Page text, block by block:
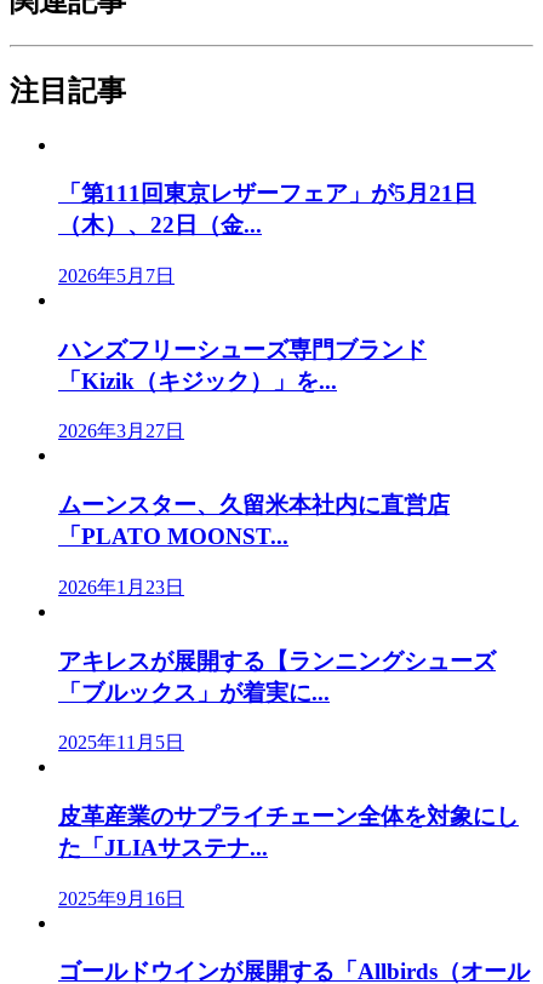
注目記事
「第111回東京レザーフェア」が5月21日
（木）、22日（金...
2026年5月7日
ハンズフリーシューズ専門ブランド
「Kizik（キジック）」を...
2026年3月27日
ムーンスター、久留米本社内に直営店
「PLATO MOONST...
2026年1月23日
アキレスが展開する【ランニングシューズ
「ブルックス」が着実に...
2025年11月5日
皮革産業のサプライチェーン全体を対象にし
た「JLIAサステナ...
2025年9月16日
ゴールドウインが展開する「Allbirds（オール